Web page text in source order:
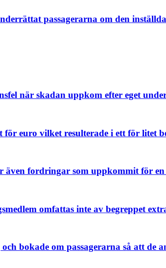
passagerarna om den
när skadan uppkom efter eget
för euro vilket resulterade i ett för litet
även fordringar som uppkommit för
omfattas inte av begreppet
bokade om passagerarna så att de